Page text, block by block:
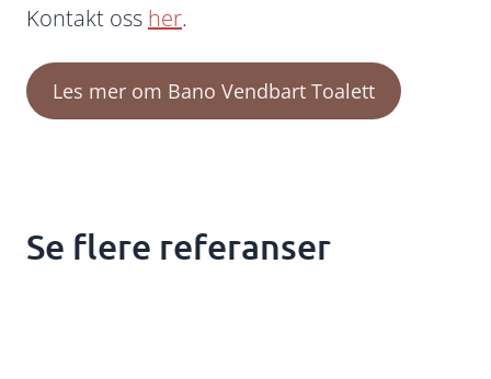
Kontakt oss her.
Les mer om Bano Vendbart Toalett
Se flere referanser